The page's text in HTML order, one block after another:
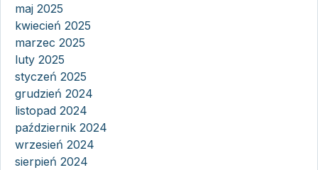
maj 2025
kwiecień 2025
marzec 2025
luty 2025
styczeń 2025
grudzień 2024
listopad 2024
październik 2024
wrzesień 2024
sierpień 2024